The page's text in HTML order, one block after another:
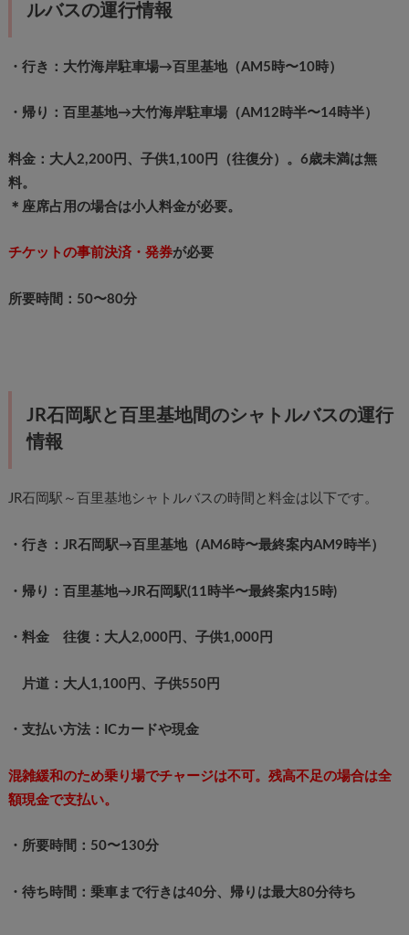
ルバスの運行情報
・行き：大竹海岸駐車場→百里基地（AM5時〜10時）
・帰り：百里基地→大竹海岸駐車場（AM12時半〜14時半）
料金：大人2,200円、子供1,100円（往復分）。6歳未満は無
料。
＊座席占用の場合は小人料金が必要。
チケットの事前決済・発券が必要
所要時間：50〜80分
JR石岡駅と百里基地間のシャトルバスの運行
情報
JR石岡駅～百里基地シャトルバスの時間と料金は以下です。
・行き：JR石岡駅→百里基地（AM6時〜最終案内AM9時半）
・帰り：百里基地→JR石岡駅(11時半〜最終案内15時)
・料金 往復：大人2,000円、子供1,000円
片道：大人1,100円、子供550円
・支払い方法：ICカードや現金
混雑緩和のため乗り場でチャージは不可。残高不足の場合は全
額現金で支払い。
・ 所要時間：50〜130分
・待ち時間：乗車まで行きは40分、帰りは最大80分待ち